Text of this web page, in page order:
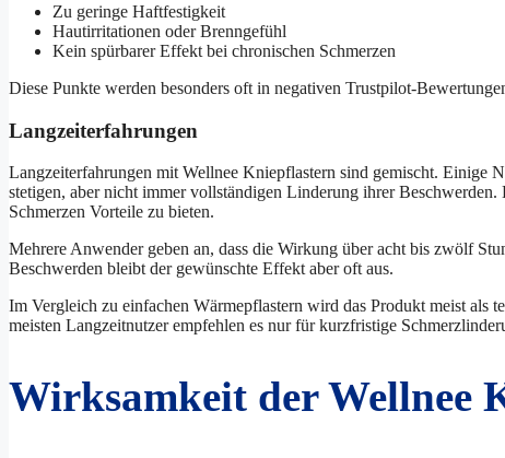
Zu geringe Haftfestigkeit
Hautirritationen oder Brenngefühl
Kein spürbarer Effekt bei chronischen Schmerzen
Diese Punkte werden besonders oft in negativen Trustpilot-
Langzeiterfahrungen
Langzeiterfahrungen mit Wellnee Kniepflastern sind gemischt. Einige
stetigen, aber nicht immer vollständigen Linderung ihrer
Schmerzen Vorteile zu bieten.
Mehrere Anwender geben an, dass die Wirkung über acht bis zwölf
Beschwerden bleibt der gewünschte Effekt aber oft aus.
Im Vergleich zu einfachen Wärmepflastern wird das Produkt meist als
meisten Langzeitnutzer empfehlen es nur für kurzfristige
Wirksamkeit der Wellnee